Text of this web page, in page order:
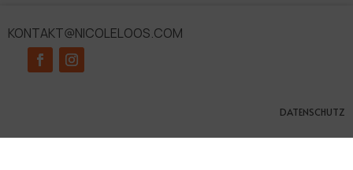
KONTAKT@NICOLELOOS.COM
DATENSCHUTZ